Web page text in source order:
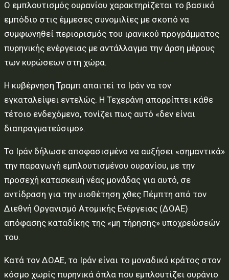
Ο εμπλουτισμός ουρανίου χαρακτηρίζεται το βασικό
εμπόδιο στις έμμεσες συνομιλίες με σκοπό να
συμφωνηθεί περιορισμός του ιρανικού προγράμματος
πυρηνικής ενέργειας με αντάλλαγμα την άρση μέρους
των κυρώσεων στη χώρα.
Η κυβέρνηση Τραμπ απαιτεί το Ιράν να τον
εγκαταλείψει εντελώς. Η Τεχεράνη απορρίπτει κάθε
τέτοιο ενδεχόμενο, τονίζει πως αυτό «δεν είναι
διαπραγματεύσιμο».
Το Ιράν δήλωσε αποφασισμένο να αυξήσει «σημαντικά»
την παραγωγή εμπλουτισμένου ουρανίου, με την
προσεχή κατασκευή νέας μονάδας για αυτό, σε
αντίδραση για την υιοθέτηση χθες Πέμπτη από τον
Διεθνή Οργανισμό Ατομικής Ενέργειας (ΔΟΑΕ)
απόφασης καταδίκης της «μη τήρησης» υποχρεώσεών
του.
Κατά τον ΔΟΑΕ, το Ιράν είναι το μοναδικό κράτος στον
κόσμο χωρίς πυρηνικά όπλα που εμπλουτίζει ουράνιο